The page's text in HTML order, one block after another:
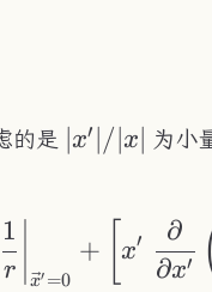
的是 |x'|/|x|
x′ ∣/∣ x 为小
r
1
x′ =0
+ [x′
∂x′
∂